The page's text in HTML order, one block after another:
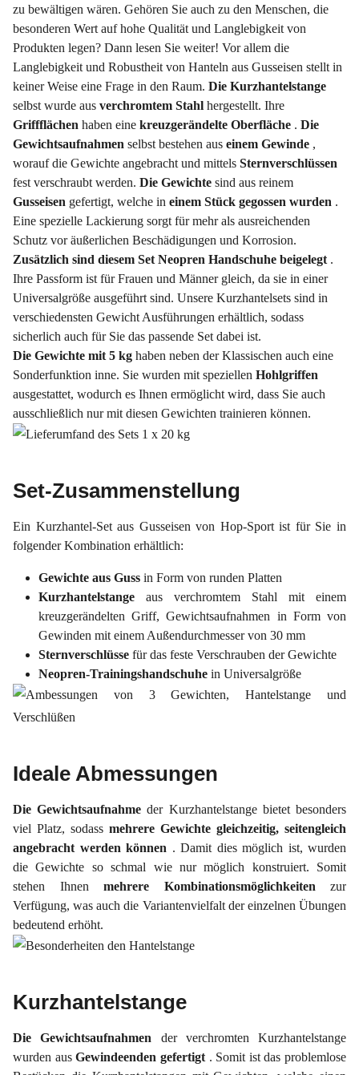
zu bewältigen wären. Gehören Sie auch zu den Menschen, die
besonderen Wert auf hohe Qualität und Langlebigkeit von
Produkten legen? Dann lesen Sie weiter! Vor allem die
Langlebigkeit und Robustheit von Hanteln aus Gusseisen stellt in
keiner Weise eine Frage in den Raum. Die Kurzhantelstange
selbst wurde aus verchromtem Stahl hergestellt. Ihre
Griffflächen haben eine kreuzgerändelte Oberfläche . Die
Gewichtsaufnahmen selbst bestehen aus einem Gewinde ,
worauf die Gewichte angebracht und mittels Sternverschlüssen
fest verschraubt werden. Die Gewichte sind aus reinem
Gusseisen gefertigt, welche in einem Stück gegossen wurden .
Eine spezielle Lackierung sorgt für mehr als ausreichenden
Schutz vor äußerlichen Beschädigungen und Korrosion.
Zusätzlich sind diesem Set Neopren Handschuhe beigelegt .
Ihre Passform ist für Frauen und Männer gleich, da sie in einer
Universalgröße ausgeführt sind. Unsere Kurzhantelsets sind in
verschiedensten Gewicht Ausführungen erhältlich, sodass
sicherlich auch für Sie das passende Set dabei ist.
Die Gewichte mit 5 kg haben neben der Klassischen auch eine
Sonderfunktion inne. Sie wurden mit speziellen Hohlgriffen
ausgestattet, wodurch es Ihnen ermöglicht wird, dass Sie auch
ausschließlich nur mit diesen Gewichten trainieren können.
Set-Zusammenstellung
Ein Kurzhantel-Set aus Gusseisen von Hop-Sport ist für Sie in
folgender Kombination erhältlich:
Gewichte aus Guss in Form von runden Platten
Kurzhantelstange aus verchromtem Stahl mit einem
kreuzgerändelten Griff, Gewichtsaufnahmen in Form von
Gewinden mit einem Außendurchmesser von 30 mm
Sternverschlüsse für das feste Verschrauben der Gewichte
Neopren-Trainingshandschuhe in Universalgröße
Ideale Abmessungen
Die Gewichtsaufnahmeder Kurzhantelstange bietet besonders
viel Platz, sodass mehrere Gewichte gleichzeitig, seitengleich
angebracht werden können . Damit dies möglich ist, wurden
die Gewichte so schmal wie nur möglich konstruiert. Somit
stehen Ihnen mehrere Kombinationsmöglichkeiten zur
Verfügung, was auch die Variantenvielfalt der einzelnen Übungen
bedeutend erhöht.
Kurzhantelstange
Die Gewichtsaufnahmen der verchromten Kurzhantelstange
wurden ausGewindeenden gefertigt . Somit ist das problemlose